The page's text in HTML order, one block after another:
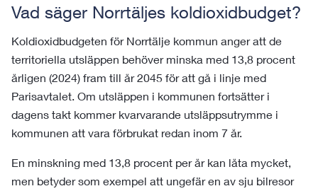
Vad säger Norrtäljes koldioxidbudget?
Koldioxidbudgeten för Norrtälje kommun anger att de
territoriella utsläppen behöver minska med 13,8 procent
årligen (2024) fram till år 2045 för att gå i linje med
Parisavtalet. Om utsläppen i kommunen fortsätter i
dagens takt kommer kvarvarande utsläppsutrymme i
kommunen att vara förbrukat redan inom 7 år.
En minskning med 13,8 procent per år kan låta mycket,
men betyder som exempel att ungefär en av sju bilresor